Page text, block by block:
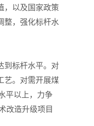
，以及国家政策
整，强化标杆水
到标杆水平。对
艺。对需开展煤
平以上，力争
改造升级项目